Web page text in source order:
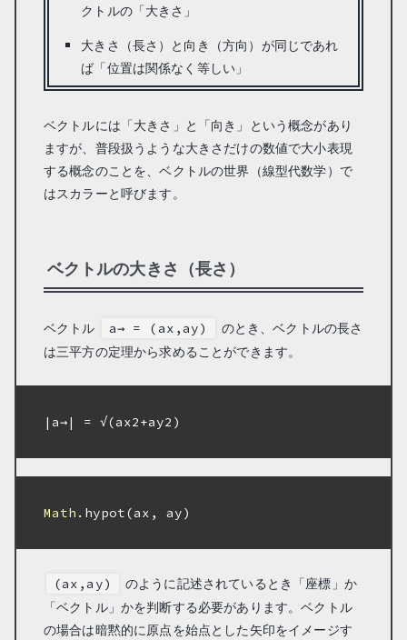
クトルの「大きさ」
大きさ（長さ）と向き（方向）が同じであれ
ば「位置は関係なく等しい」
ベクトルには「大きさ」と「向き」という概念があり
ますが、普段扱うような大きさだけの数値で大小表現
する概念のことを、ベクトルの世界（線型代数学）で
はスカラーと呼びます。
ベクトルの大きさ（長さ）
ベクトル a→ = (ax,ay)
のとき、ベクトルの長さ
は三平方の定理から求めることができます。
|a→| = √(ax2+ay2)
Math .hypot(ax, ay)
(ax,ay)
のように記述されているとき「座標」か
「ベクトル」かを判断する必要があります。ベクトル
の場合は暗黙的に原点を始点とした矢印をイメージす